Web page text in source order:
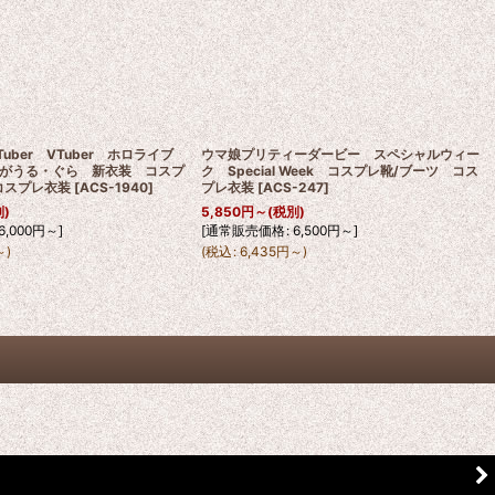
VTuber ホロライブ
うる・ぐら 新衣装 コスプ
プレ衣装 [ACS-1940]
)
円～]
)
ウマ娘プリティーダービー スペシャルウィー
ク Special Week コスプレ靴/ブーツ コス
プレ衣装 [ACS-247]
5,850円～(税別)
[通常販売価格: 6,500円～]
(税込: 6,435円～)